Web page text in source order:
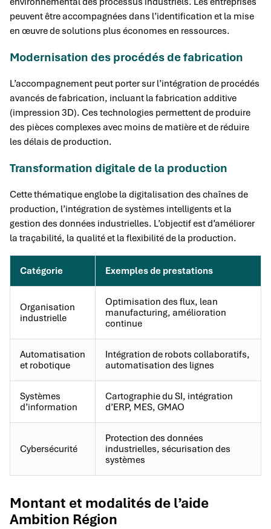
peuvent être accompagnées dans l’identification et la mise
en œuvre de solutions plus économes en ressources.
Modernisation des procédés de fabrication
L’accompagnement peut porter sur l’intégration de procédés
avancés de fabrication, incluant la fabrication additive
(impression 3D). Ces technologies permettent de produire
des pièces complexes avec moins de matière et de réduire
les délais de production.
Transformation digitale de la production
Cette thématique englobe la digitalisation des chaînes de
production, l’intégration de systèmes intelligents et la
gestion des données industrielles. L’objectif est d’améliorer
la traçabilité, la qualité et la flexibilité de la production.
Catégorie Exemples de prestations
Organisation
industrielle
Optimisation des flux, lean
manufacturing, amélioration
continue
Automatisation
et robotique
Intégration de robots collaboratifs,
automatisation des lignes
Systèmes
d’information
Cartographie du SI, intégration
d’ERP, MES, GMAO
Cybersécurité
Protection des données
industrielles, sécurisation des
systèmes
Montant et modalités de l’aide
Ambition Région